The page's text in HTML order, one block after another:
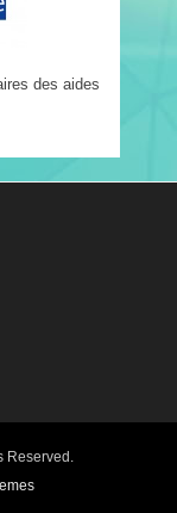
des aides
Reserved.